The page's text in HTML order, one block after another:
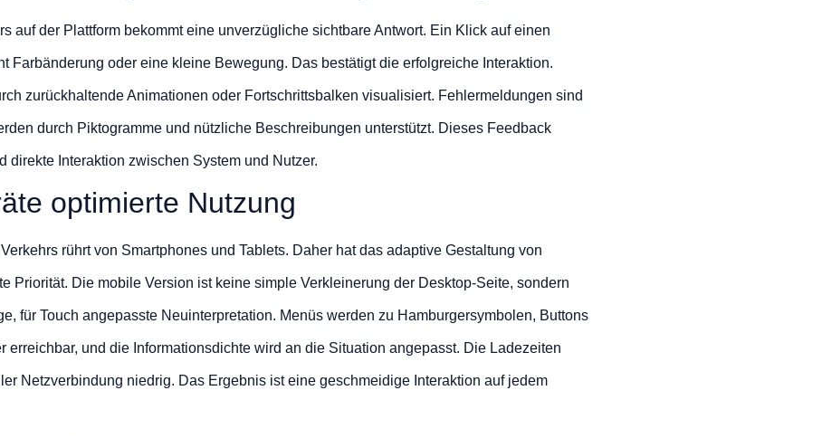
auf der Plattform bekommt eine unverzügliche sichtbare Antwort. Ein Klick auf einen
Farbänderung oder eine kleine Bewegung. Das bestätigt die erfolgreiche Interaktion.
zurückhaltende Animationen oder Fortschrittsbalken visualisiert. Fehlermeldungen sind
durch Piktogramme und nützliche Beschreibungen unterstützt. Dieses Feedback
direkte Interaktion zwischen System und Nutzer.
optimierte Nutzung
rührt von Smartphones und Tablets. Daher hat das adaptive Gestaltung von
Priorität. Die mobile Version ist keine simple Verkleinerung der Desktop-Seite, sondern
für Touch angepasste Neuinterpretation. Menüs werden zu Hamburgersymbolen, Buttons
erreichbar, und die Informationsdichte wird an die Situation angepasst. Die Ladezeiten
Netzverbindung niedrig. Das Ergebnis ist eine geschmeidige Interaktion auf jedem